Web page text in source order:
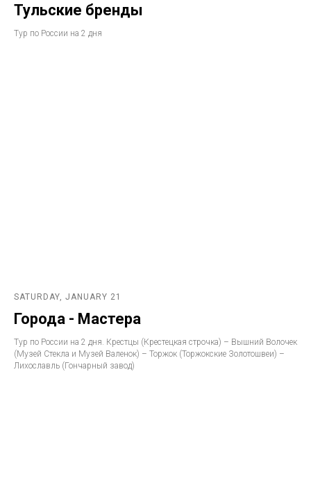
Тульские бренды
Тур по России на 2 дня
SATURDAY, JANUARY 21
Города - Мастера
Тур по России на 2 дня. Крестцы (Крестецкая строчка) – Вышний Волочек
(Музей Стекла и Музей Валенок) – Торжок (Торжокские Золотошвеи) –
Лихославль (Гончарный завод)